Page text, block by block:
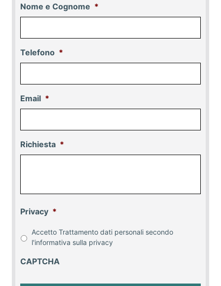
Nome e Cognome *
Telefono *
Email *
Richiesta *
Privacy *
Accetto Trattamento dati personali secondo
l'informativa sulla privacy
CAPTCHA